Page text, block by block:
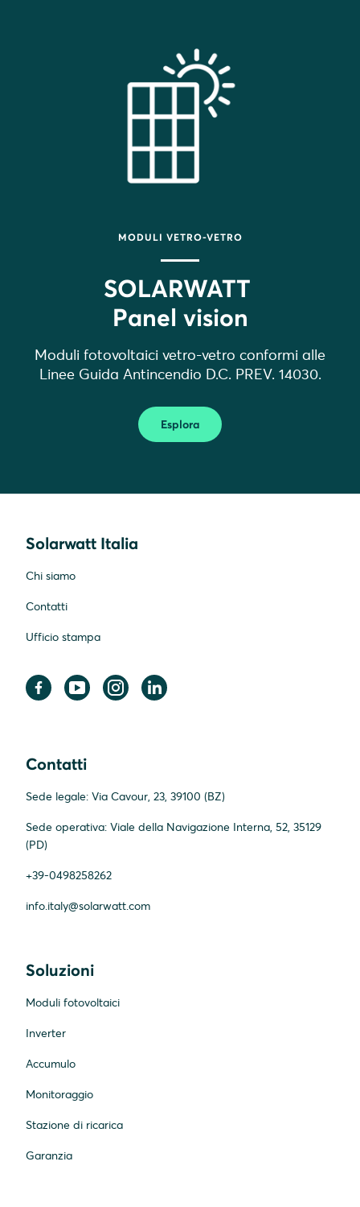
MODULI VETRO-VETRO
SOLARWATT
Panel vision
Moduli fotovoltaici vetro-vetro conformi alle
Linee Guida Antincendio D.C. PREV. 14030.
Esplora
Solarwatt Italia
Chi siamo
Contatti
Ufficio stampa
Contatti
Sede legale: Via Cavour, 23, 39100 (BZ)
Sede operativa: Viale della Navigazione Interna, 52, 35129
(PD)
+39-0498258262
info.italy@solarwatt.com
Soluzioni
Moduli fotovoltaici
Inverter
Accumulo
Monitoraggio
Stazione di ricarica
Garanzia